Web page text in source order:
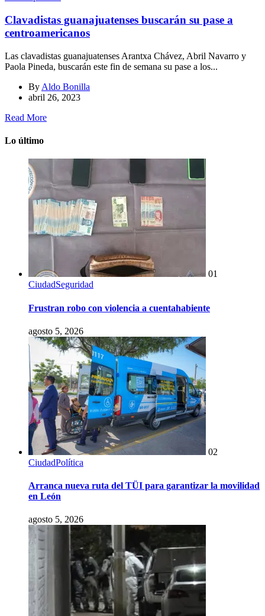
Clavadistas guanajuatenses buscarán su pase a
centroamericanos
Las clavadistas guanajuatenses Arantxa Chávez, Abril Navarro y
Paola Pineda, buscarán este fin de semana su pase a los...
By Aldo Bonilla
abril 26, 2023
Read More
Lo último
01
CiudadSeguridad
Frustran robo con violencia a cuentahabiente
agosto 5, 2026
02
CiudadPolítica
Arranca nueva ruta del TÜI para garantizar la movilidad
en León
agosto 5, 2026